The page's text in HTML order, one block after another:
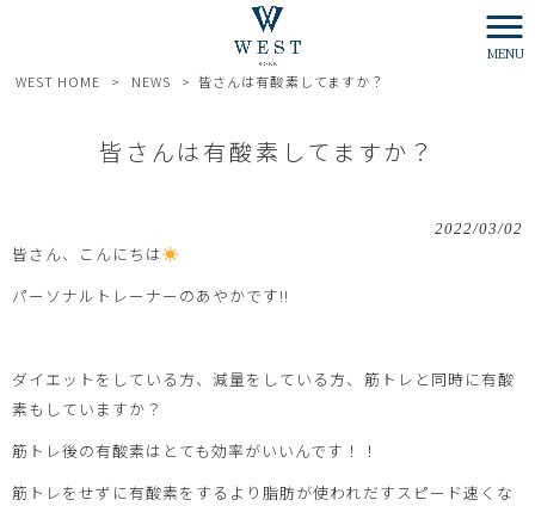
MENU
WEST HOME > NEWS > 皆さんは有酸素してますか？
皆さんは有酸素してますか？
2022/03/02
皆さん、こんにちは
パーソナルトレーナーのあやかです!!
ダイエットをしている方、減量をしている方、筋トレと同時に有酸
素もしていますか？
筋トレ後の有酸素はとても効率がいいんです！！
筋トレをせずに有酸素をするより脂肪が使われだすスピード速くな